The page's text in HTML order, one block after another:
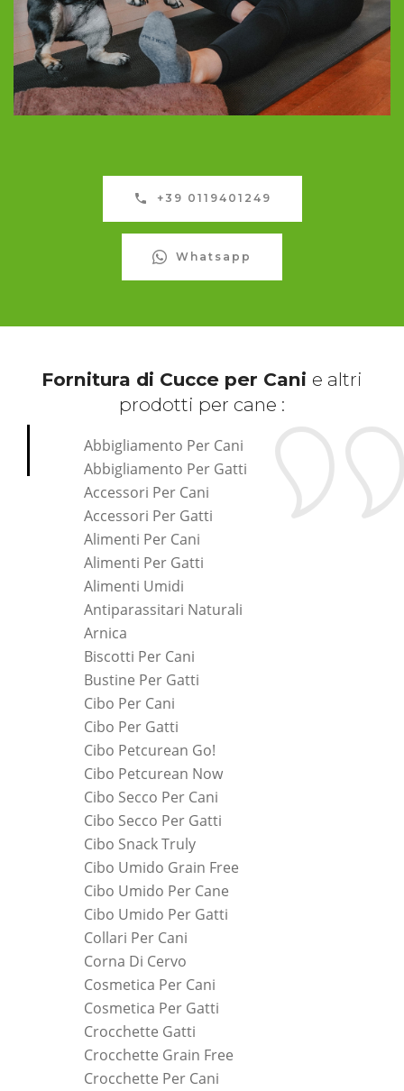
+39 0119401249
Whatsapp
Fornitura di Cucce per Cani e altri
prodotti per cane :
Abbigliamento Per Cani
Abbigliamento Per Gatti
Accessori Per Cani
Accessori Per Gatti
Alimenti Per Cani
Alimenti Per Gatti
Alimenti Umidi
Antiparassitari Naturali
Arnica
Biscotti Per Cani
Bustine Per Gatti
Cibo Per Cani
Cibo Per Gatti
Cibo Petcurean Go!
Cibo Petcurean Now
Cibo Secco Per Cani
Cibo Secco Per Gatti
Cibo Snack Truly
Cibo Umido Grain Free
Cibo Umido Per Cane
Cibo Umido Per Gatti
Collari Per Cani
Corna Di Cervo
Cosmetica Per Cani
Cosmetica Per Gatti
Crocchette Gatti
Crocchette Grain Free
Crocchette Per Cani